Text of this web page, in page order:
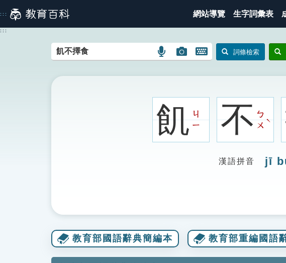
到
主
::: 網站導覽 生字詞彙表
:::
語
搜
圖
示
圖
搜
圖
示
開
鍵
圖
詞條檢索
飢ㄐ
ㄧ
不ㄅ
ㄨ
ˋ
漢語拼音 jī
教育部國語辭典簡編本 教育部重編國語